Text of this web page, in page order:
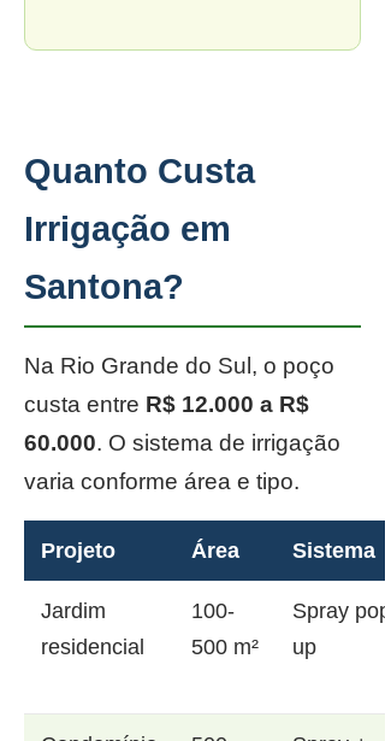
Quanto Custa
Irrigação em
Santona?
Na Rio Grande do Sul, o poço
custa entre R$ 12.000 a R$
60.000. O sistema de irrigação
varia conforme área e tipo.
Projeto Área Sistema
Jardim
residencial
100-
500 m²
Spray pop-
up